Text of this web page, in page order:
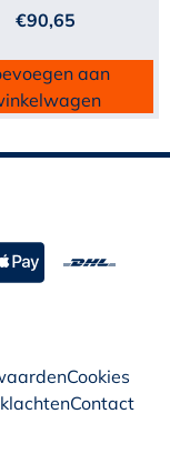
€90,65
aan
Cookies
Contact